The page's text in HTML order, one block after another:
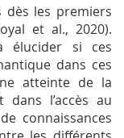
dès les premiers
et al., 2020).
élucider si ces
dans ces
atteinte de la
l’accès au
connaissances